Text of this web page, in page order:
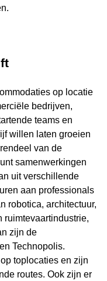
op locatie
bedrijven,
teams en
willen laten groeien
van de
samenwerkingen
uit verschillende
aan professionals
robotica, architectuur,
ruimtevaartindustrie,
zijn de
Technopolis.
toplocaties en zijn
routes. Ook zijn er